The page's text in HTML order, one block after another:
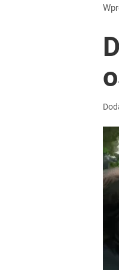
Wrze po roku
Czerwone flagi
Ile kosztowały